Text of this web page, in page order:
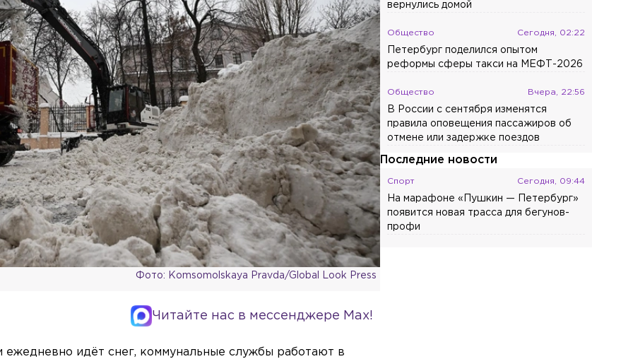
Фото: Komsomolskaya Pravda/Global Look Press
Читайте нас в мессенджере Max!
ежедневно идёт снег, коммунальные службы работают в
вернулись домой
Общество Сегодня, 02:22
Петербург поделился опытом
реформы сферы такси на МЕФТ-2026
Общество Вчера, 22:56
В России с сентября изменятся
правила оповещения пассажиров об
отмене или задержке поездов
Последние новости
Спорт Сегодня, 09:44
На марафоне «Пушкин — Петербург»
появится новая трасса для бегунов-
профи